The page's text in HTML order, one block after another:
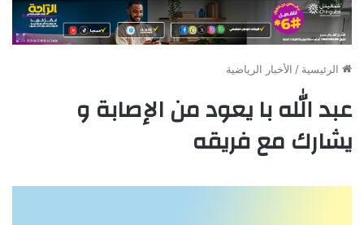
الرئيسية / الأخبار الرياضية
عبد الله با يعود من الإصابة و
يشارك مع فريقه